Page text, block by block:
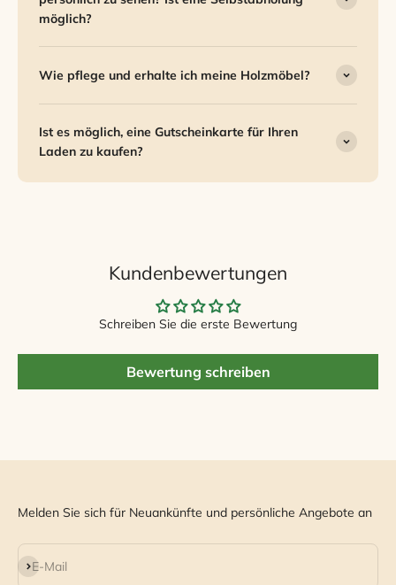
möglich?
Wie pflege und erhalte ich meine Holzmöbel?
Ist es möglich, eine Gutscheinkarte für Ihren
Laden zu kaufen?
Kundenbewertungen
Schreiben Sie die erste Bewertung
Bewertung schreiben
Melden Sie sich für Neuankünfte und persönliche Angebote an
E-Mail
Abonnieren